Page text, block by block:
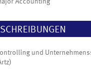
Accounting
und